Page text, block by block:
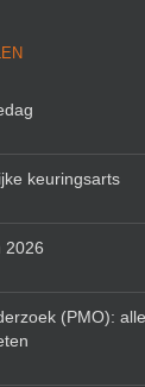
keuringsarts
2026
(PMO):